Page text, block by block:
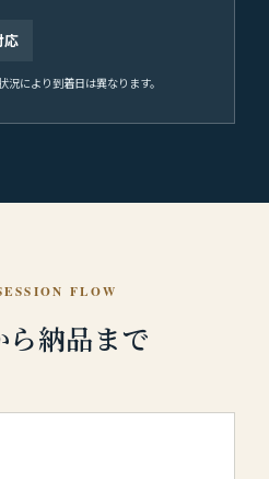
応
により到着日は異なります。
FLOW
ら納品まで